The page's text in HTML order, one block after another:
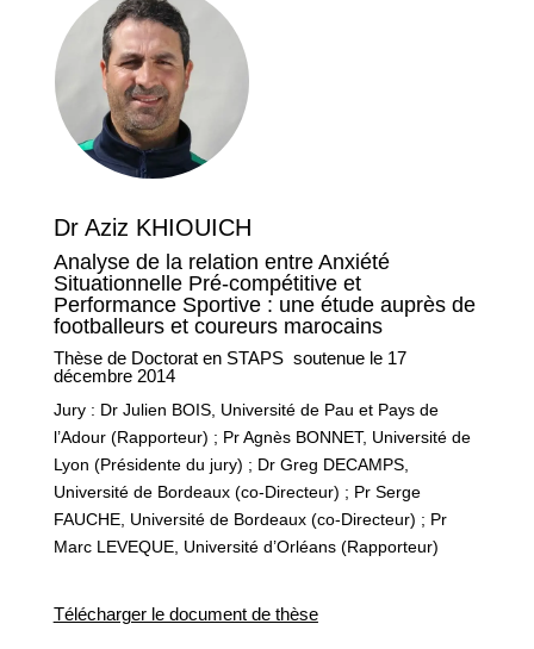
Dr Aziz KHIOUICH
Analyse de la relation entre Anxiété
Situationnelle Pré-compétitive et
Performance Sportive : une étude auprès de
footballeurs et coureurs marocains
Thèse de Doctorat en STAPS soutenue le 17
décembre 2014
Jury : Dr Julien BOIS, Université de Pau et Pays de
l’Adour (Rapporteur) ; Pr Agnès BONNET, Université de
Lyon (Présidente du jury) ; Dr Greg DECAMPS,
Université de Bordeaux (co-Directeur) ; Pr Serge
FAUCHE, Université de Bordeaux (co-Directeur) ; Pr
Marc LEVEQUE, Université d’Orléans (Rapporteur)
Télécharger le document de thèse